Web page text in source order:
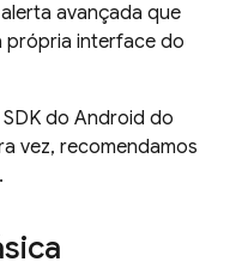
avançada que
própria interface do
do Android do
vez, recomendamos
.